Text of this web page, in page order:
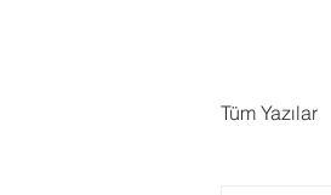
Tüm Yazılar